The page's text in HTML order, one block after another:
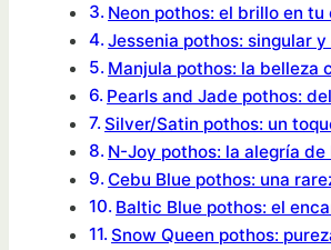
Neon pothos: el brillo en tu
Jessenia pothos: singular
Manjula pothos: la belleza
Pearls and Jade pothos:
Silver/Satin pothos: un
N-Joy pothos: la alegría
Cebu Blue pothos: una
Baltic Blue pothos: el
Snow Queen pothos: